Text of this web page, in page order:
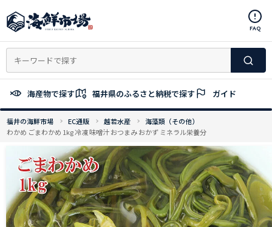
ン
ン
へ
ッ
プ
FAQ
海産物で探す 福井県のふるさと納税で探す ガイド
福井の海鮮市場 EC通販 越若水産
海藻類（その他）
わかめ ごまわかめ 1kg 冷凍 味噌汁 おつまみ おかず ミネラル栄養分